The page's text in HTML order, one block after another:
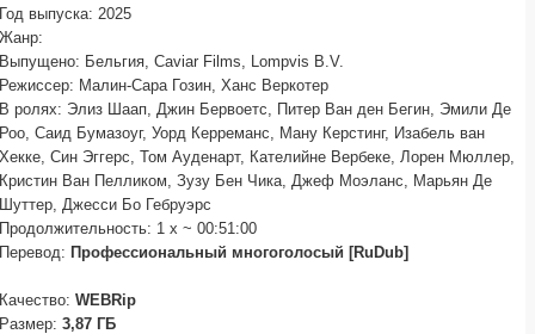
Год выпуска: 2025
Жанр:
Выпущено: Бельгия, Caviar Films, Lompvis B.V.
Режиссер: Малин-Сара Гозин, Ханс Веркотер
В ролях: Элиз Шаап, Джин Бервоетс, Питер Ван ден Бегин, Эмили Де
Роо, Саид Бумазоуг, Уорд Керреманс, Ману Керстинг, Изабель ван
Хекке, Син Эггерс, Том Ауденарт, Кателийне Вербеке, Лорен Мюллер,
Кристин Ван Пелликом, Зузу Бен Чика, Джеф Моэланс, Марьян Де
Шуттер, Джесси Бо Гебруэрс
Продолжительность: 1 x ~ 00:51:00
Перевод: Профессиональный многоголосый [RuDub]
Качество: WEBRip
Размер: 3,87 ГБ